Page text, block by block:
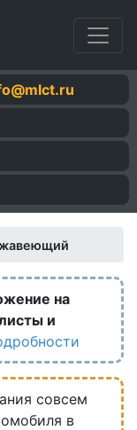
на
и
совсем
в